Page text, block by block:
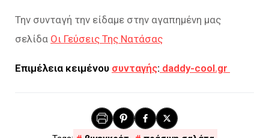
Την συνταγή την είδαμε στην αγαπημένη μας
σελίδα Οι Γεύσεις Της Νατάσας
Επιμέλεια κειμένου συνταγής: daddy-cool.gr